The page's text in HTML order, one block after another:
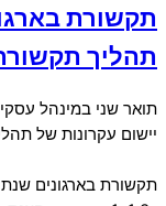
תקשורת
תהליך
תואר שני
יישום עקרונות של